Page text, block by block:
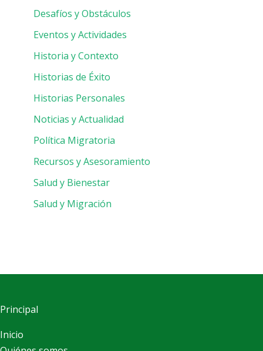
Desafíos y Obstáculos
Eventos y Actividades
Historia y Contexto
Historias de Éxito
Historias Personales
Noticias y Actualidad
Política Migratoria
Recursos y Asesoramiento
Salud y Bienestar
Salud y Migración
Principal
Inicio